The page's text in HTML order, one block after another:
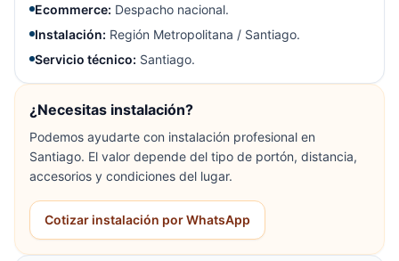
Ecommerce: Despacho nacional.
Instalación: Región Metropolitana / Santiago.
Servicio técnico: Santiago.
¿Necesitas instalación?
Podemos ayudarte con instalación profesional en
Santiago. El valor depende del tipo de portón, distancia,
accesorios y condiciones del lugar.
Cotizar instalación por WhatsApp